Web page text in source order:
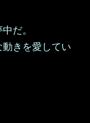
だ。
動きを愛してい